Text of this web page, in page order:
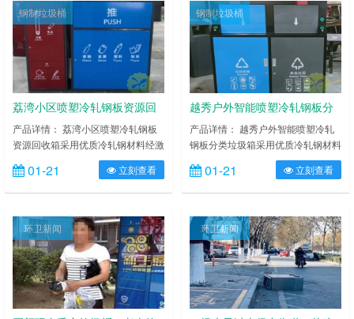
场、商场高档场所；内外表面光洁，
减少垃圾残留，易于清洁；配置镀锌
板内桶，便于垃圾清倒；激光切割开
料，尺寸精准，投口无缝焊接成型，
打磨抛光处理圆滑不割手……
场、商场高档场所；内外表面光洁，
减少垃圾残留，易于清洁；配置镀锌
板内桶，便于垃圾清倒；激光切割开
料，尺寸精准，投口无缝焊接成型，
打磨抛光处理圆滑不割手，……
钢制垃圾桶
荔湾小区喷塑冷轧钢板资源回
收箱
产品详情： 荔湾小区喷塑冷轧钢板
资源回收箱采用优质冷轧钢材料经激
光切割剪钣下料、折弯、冲压、焊
接、打磨、等工艺：表面经过除油、
喷砂防锈处理后，再进行酸洗磷化处
涂或烤漆处理，静电喷涂是经过流水
线高温固化炉固化后再出炉冷却，加
工后的塑粉附着力强，不易剥落，这
样制作而成的钢制垃圾桶户外防锈效
果好，整体坚固耐用。 荔湾小区喷
塑……
01-21 立刻查看
钢制垃圾桶
越秀户外智能喷塑冷轧钢板分
类垃圾箱
产品详情： 越秀户外智能喷塑冷轧
钢板分类垃圾箱采用优质冷轧钢材料
经激光切割剪钣下料、折弯、冲压、
焊接、打磨、等工艺：表面经过除
油、喷砂防锈处理后，再进行酸洗磷
电喷涂或烤漆处理，静电喷涂是经过
流水线高温固化炉固化后再出炉冷
却，加工后的塑粉附着力强，不易剥
落，这样制作而成的钢制垃圾桶户外
防锈效果好，整体坚固耐用。 越秀
户外……
01-21 立刻查看
环卫新闻 环卫新闻